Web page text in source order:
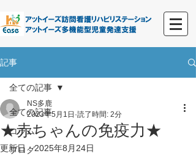
記事
全ての記事
コラム
ブログ
全ての記事
★赤ちゃんの免疫力★
NS多鹿
2023年5月1日 読了時間: 2分
更新日：2025年8月24日